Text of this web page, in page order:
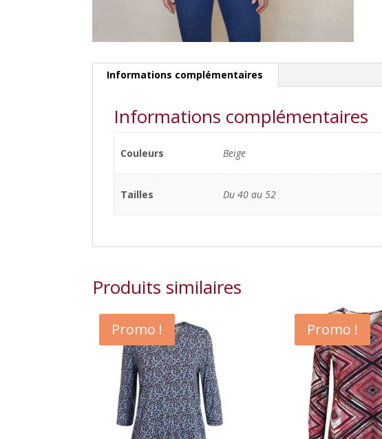
Informations complémentaires
Informations complémentaires
Couleurs Beige
Tailles Du 40 au 52
Produits similaires
Promo ! Promo !